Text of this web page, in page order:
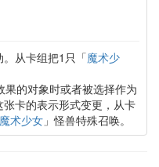
从卡组把1只「魔术少
的对象时或者被选择作为
卡的表示形式变更，从卡
魔术少女」怪兽特殊召唤。